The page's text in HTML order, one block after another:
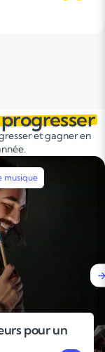
à Poncin
et gagner en
stage de